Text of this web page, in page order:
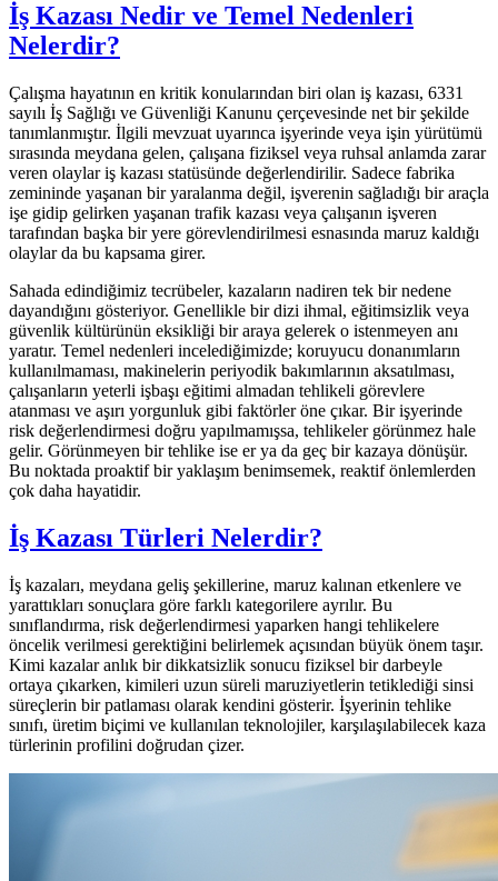
İş Kazası Nedir ve Temel Nedenleri
Nelerdir?
Çalışma hayatının en kritik konularından biri olan iş kazası, 6331
sayılı İş Sağlığı ve Güvenliği Kanunu çerçevesinde net bir şekilde
tanımlanmıştır. İlgili mevzuat uyarınca işyerinde veya işin yürütümü
sırasında meydana gelen, çalışana fiziksel veya ruhsal anlamda zarar
veren olaylar iş kazası statüsünde değerlendirilir. Sadece fabrika
zemininde yaşanan bir yaralanma değil, işverenin sağladığı bir araçla
işe gidip gelirken yaşanan trafik kazası veya çalışanın işveren
tarafından başka bir yere görevlendirilmesi esnasında maruz kaldığı
olaylar da bu kapsama girer.
Sahada edindiğimiz tecrübeler, kazaların nadiren tek bir nedene
dayandığını gösteriyor. Genellikle bir dizi ihmal, eğitimsizlik veya
güvenlik kültürünün eksikliği bir araya gelerek o istenmeyen anı
yaratır. Temel nedenleri incelediğimizde; koruyucu donanımların
kullanılmaması, makinelerin periyodik bakımlarının aksatılması,
çalışanların yeterli işbaşı eğitimi almadan tehlikeli görevlere
atanması ve aşırı yorgunluk gibi faktörler öne çıkar. Bir işyerinde
risk değerlendirmesi doğru yapılmamışsa, tehlikeler görünmez hale
gelir. Görünmeyen bir tehlike ise er ya da geç bir kazaya dönüşür.
Bu noktada proaktif bir yaklaşım benimsemek, reaktif önlemlerden
çok daha hayatidir.
İş Kazası Türleri Nelerdir?
İş kazaları, meydana geliş şekillerine, maruz kalınan etkenlere ve
yarattıkları sonuçlara göre farklı kategorilere ayrılır. Bu
sınıflandırma, risk değerlendirmesi yaparken hangi tehlikelere
öncelik verilmesi gerektiğini belirlemek açısından büyük önem taşır.
Kimi kazalar anlık bir dikkatsizlik sonucu fiziksel bir darbeyle
ortaya çıkarken, kimileri uzun süreli maruziyetlerin tetiklediği sinsi
süreçlerin bir patlaması olarak kendini gösterir. İşyerinin tehlike
sınıfı, üretim biçimi ve kullanılan teknolojiler, karşılaşılabilecek kaza
türlerinin profilini doğrudan çizer.